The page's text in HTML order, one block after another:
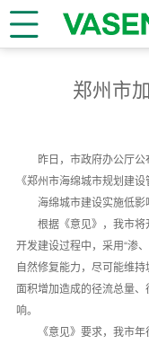
郑州市
昨日，市政府办公厅
《郑州市海绵城市规划建
海绵城市建设实施低影
根据《意见》，我市将
开发建设过程中，采用“渗
自然修复能力，尽可能维
面积增加造成的径流总量
响。
《意见》要求，我市年